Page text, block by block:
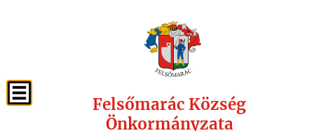
Felsőmarác Község
Önkormányzata